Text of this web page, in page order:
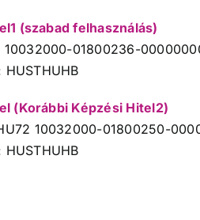
(szabad felhasználás)
10032000-01800236-
HUSTHUHB
(Korábbi Képzési Hitel2)
10032000-01800250-
HUSTHUHB